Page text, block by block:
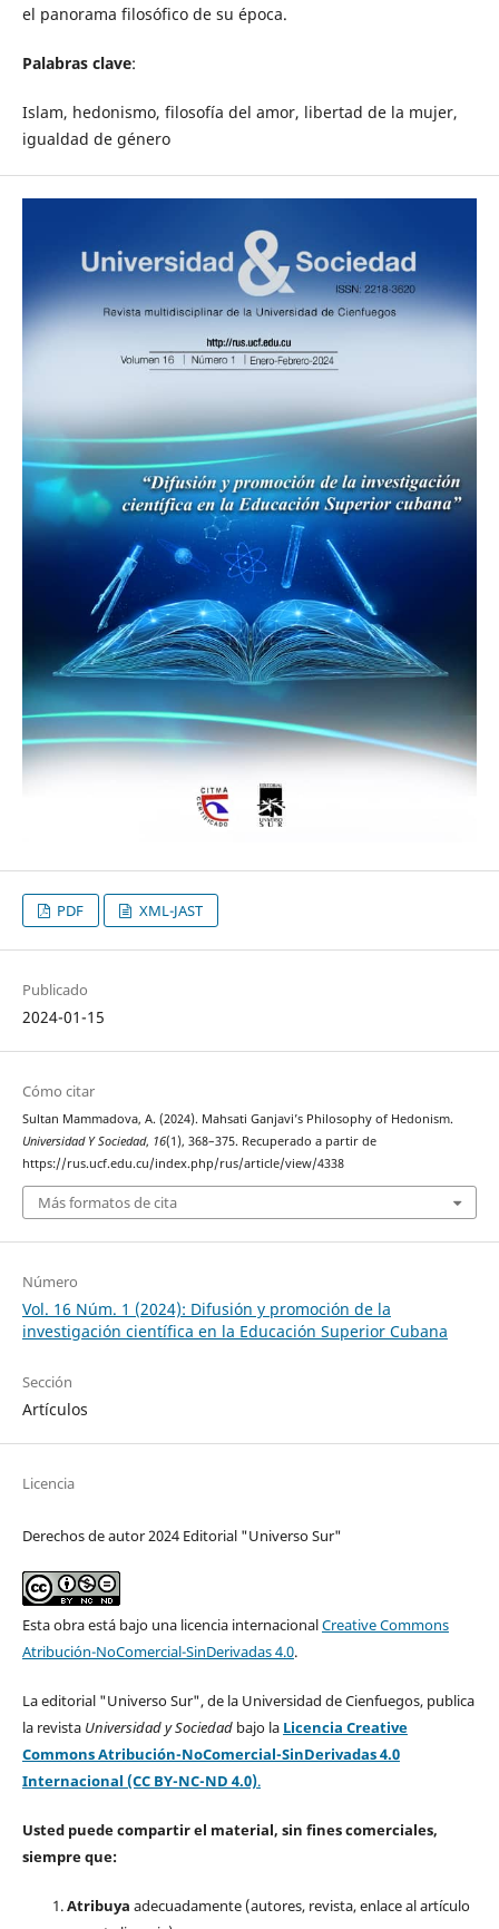
el panorama filosófico de su época.
Palabras clave:
Islam, hedonismo, filosofía del amor, libertad de la mujer,
igualdad de género
PDF XML-JAST
Publicado
2024-01-15
Cómo citar
Sultan Mammadova, A. (2024). Mahsati Ganjavi’s Philosophy of Hedonism.
Universidad Y Sociedad, 16(1), 368–375. Recuperado a partir de
https://rus.ucf.edu.cu/index.php/rus/article/view/4338
Más formatos de cita
Número
Vol. 16 Núm. 1 (2024): Difusión y promoción de la
investigación científica en la Educación Superior Cubana
Sección
Artículos
Licencia
Derechos de autor 2024 Editorial "Universo Sur"
Esta obra está bajo una licencia internacionalCreative Commons
Atribución-NoComercial-SinDerivadas 4.0.
La editorial "Universo Sur", de la Universidad de Cienfuegos, publica
la revista Universidad y Sociedad bajo la Licencia Creative
Commons Atribución-NoComercial-SinDerivadas 4.0
Internacional (CC BY-NC-ND 4.0).
Usted puede compartir el material, sin fines comerciales,
siempre que:
Atribuya adecuadamente (autores, revista, enlace al artículo